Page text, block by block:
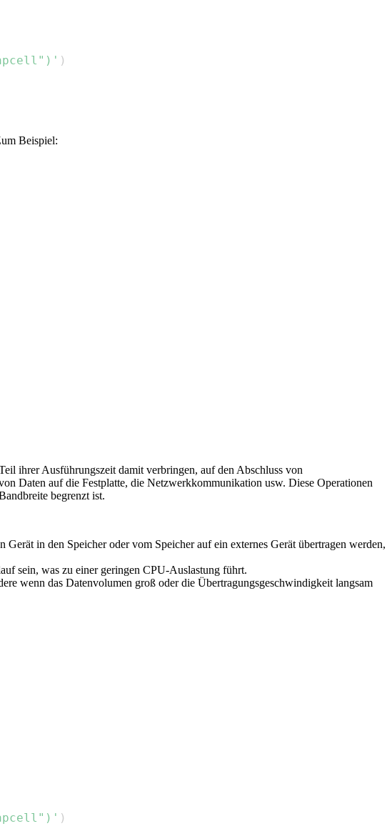
)
Beispiel:
ihrer Ausführungszeit damit verbringen, auf den Abschluss von
Daten auf die Festplatte, die Netzwerkkommunikation usw. Diese Operationen
begrenzt ist.
in den Speicher oder vom Speicher auf ein externes Gerät übertragen werden,
sein, was zu einer geringen CPU-Auslastung führt.
wenn das Datenvolumen groß oder die Übertragungsgeschwindigkeit langsam
)